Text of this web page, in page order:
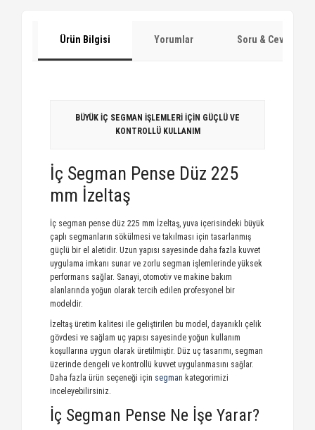
Ürün Bilgisi Yorumlar Soru & Cevap
BÜYÜK İÇ SEGMAN İŞLEMLERİ İÇİN GÜÇLÜ VE
KONTROLLÜ KULLANIM
İç Segman Pense Düz 225
mm İzeltaş
İç segman pense düz 225 mm İzeltaş, yuva içerisindeki büyük
çaplı segmanların sökülmesi ve takılması için tasarlanmış
güçlü bir el aletidir. Uzun yapısı sayesinde daha fazla kuvvet
uygulama imkanı sunar ve zorlu segman işlemlerinde yüksek
performans sağlar. Sanayi, otomotiv ve makine bakım
alanlarında yoğun olarak tercih edilen profesyonel bir
modeldir.
İzeltaş üretim kalitesi ile geliştirilen bu model, dayanıklı çelik
gövdesi ve sağlam uç yapısı sayesinde yoğun kullanım
koşullarına uygun olarak üretilmiştir. Düz uç tasarımı, segman
üzerinde dengeli ve kontrollü kuvvet uygulanmasını sağlar.
Daha fazla ürün seçeneği için segman kategorimizi
inceleyebilirsiniz.
İç Segman Pense Ne İşe Yarar?